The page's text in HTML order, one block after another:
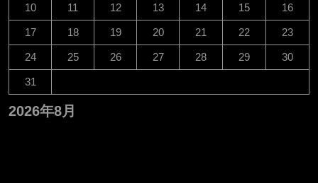
2026年8月
10 11 12 13 14 15 16
17 18 19 20 21 22 23
24 25 26 27 28 29 30
31